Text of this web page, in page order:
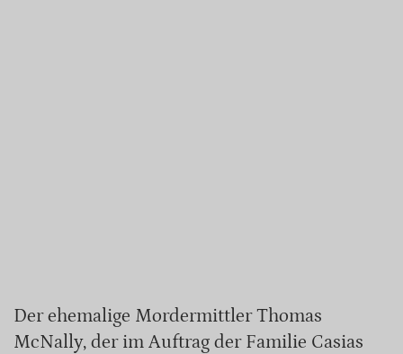
Der ehemalige Mordermittler Thomas
McNally, der im Auftrag der Familie Casias